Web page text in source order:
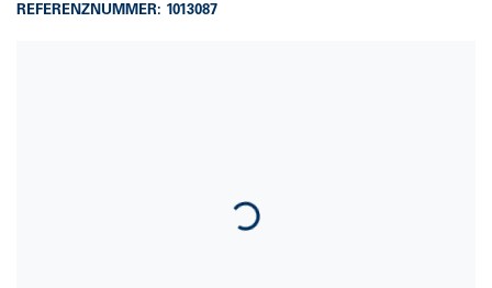
REFERENZNUMMER: 1013087
Loading...